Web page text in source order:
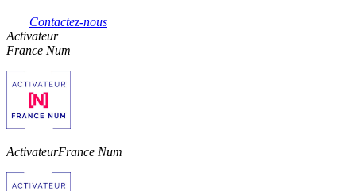
Contactez-nous
Activateur
France Num
ActivateurFrance Num